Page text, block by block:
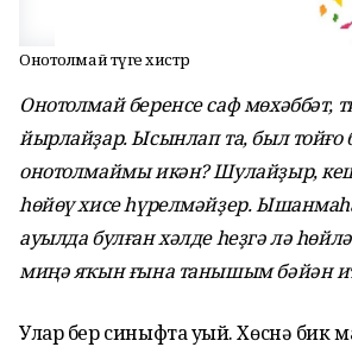
Онотолмай тәүге хистәр
Онотолмай беренсе саф мөхәббәт,
йырлайҙар. Ысынлап та, был тойғо
онотолмаймы икән? Шулайҙыр,
һөйөү хисе һүрелмәйҙер.
ауылда булған хәлде һеҙгә лә
миңә яҡын ғына танышым бәйән
Улар бер синыфта уҡый. Хөснә бик